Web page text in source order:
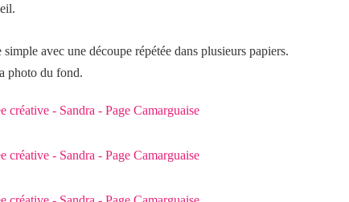
avec une découpe répétée dans plusieurs papiers.
photo du fond.